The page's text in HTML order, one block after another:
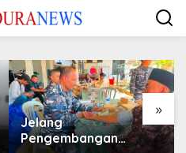
»
Jelang
Pengembangan